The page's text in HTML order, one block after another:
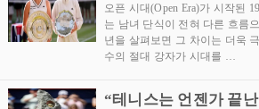
오픈 시대(Open Era)가 시작된
는 남녀 단식이 전혀 다른 흐름
년을 살펴보면 그 차이는 더욱
수의 절대 강자가 시대를 …
“테니스는 언젠가 끝